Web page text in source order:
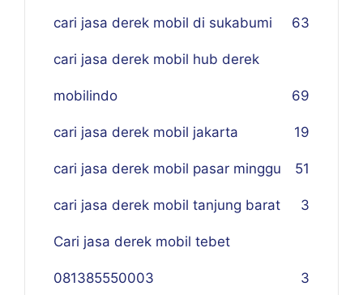
cari jasa derek mobil di sukabumi 63
cari jasa derek mobil hub derek
mobilindo 69
cari jasa derek mobil jakarta 19
cari jasa derek mobil pasar minggu 51
cari jasa derek mobil tanjung barat 3
Cari jasa derek mobil tebet
081385550003 3